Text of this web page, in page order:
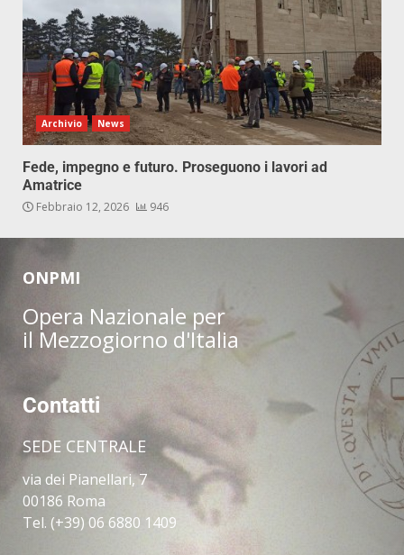
Archivio News
Fede, impegno e futuro. Proseguono i lavori ad
Amatrice
Febbraio 12, 2026 946
ONPMI
Opera Nazionale per
il Mezzogiorno d'Italia
Contatti
SEDE CENTRALE
via dei Pianellari, 7
00186 Roma
Tel. (+39) 06 6880 1409